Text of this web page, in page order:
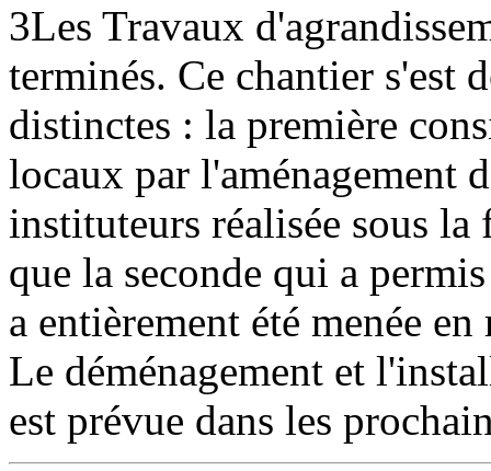
3Les Travaux
terminés. Ce chantier s'est
distinctes : la première
locaux par l'aménagement
instituteurs réalisée sous
que la seconde qui a
a entièrement été menée
Le déménagement et
est prévue dans les